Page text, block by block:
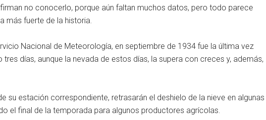
no conocerlo, porque aún faltan muchos datos, pero todo parece
más fuerte de la historia.
Nacional de Meteorología, en septiembre de 1934 fue la última vez
días, aunque la nevada de estos días, la supera con creces y, además,
su estación correspondiente, retrasarán el deshielo de la nieve en algunas
el final de la temporada para algunos productores agrícolas.